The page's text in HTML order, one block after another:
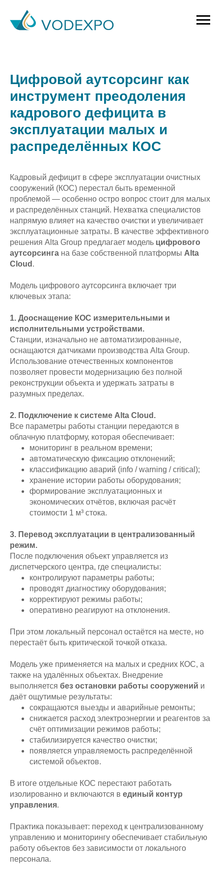
Цифровой аутсорсинг как
инструмент преодоления
кадрового дефицита в
эксплуатации малых и
распределённых КОС
Кадровый дефицит в сфере эксплуатации очистных
сооружений (КОС) перестал быть временной
проблемой — особенно остро вопрос стоит для малых
и распределённых станций. Нехватка специалистов
напрямую влияет на качество очистки и увеличивает
эксплуатационные затраты. В качестве эффективного
решения Alta Group предлагает модель цифрового
аутсорсинга на базе собственной платформы Alta
Cloud .
Модель цифрового аутсорсинга включает три
ключевых этапа:
1. Дооснащение КОС измерительными и
исполнительными устройствами.
Станции, изначально не автоматизированные,
оснащаются датчиками производства Alta Group.
Использование отечественных компонентов
позволяет провести модернизацию без полной
реконструкции объекта и удержать затраты в
разумных пределах.
2. Подключение к системе Alta Cloud.
Все параметры работы станции передаются в
облачную платформу, которая обеспечивает:
мониторинг в реальном времени;
автоматическую фиксацию отклонений;
классификацию аварий (info / warning / critical);
хранение истории работы оборудования;
формирование эксплуатационных и
экономических отчётов, включая расчёт
стоимости 1 м³ стока.
3. Перевод эксплуатации в централизованный
режим.
После подключения объект управляется из
диспетчерского центра, где специалисты:
контролируют параметры работы;
проводят диагностику оборудования;
корректируют режимы работы;
оперативно реагируют на отклонения.
При этом локальный персонал остаётся на месте, но
перестаёт быть критической точкой отказа.
Модель уже применяется на малых и средних КОС, а
также на удалённых объектах. Внедрение
выполняется без остановки работы сооружений и
даёт ощутимые результаты:
сокращаются выезды и аварийные ремонты;
снижается расход электроэнергии и реагентов за
счёт оптимизации режимов работы;
стабилизируется качество очистки;
появляется управляемость распределённой
системой объектов.
В итоге отдельные КОС перестают работать
изолированно и включаются в единый контур
управления.
Практика показывает: переход к централизованному
управлению и мониторингу обеспечивает стабильную
работу объектов без зависимости от локального
персонала.